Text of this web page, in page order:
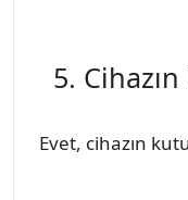
5.
Evet, cihazın